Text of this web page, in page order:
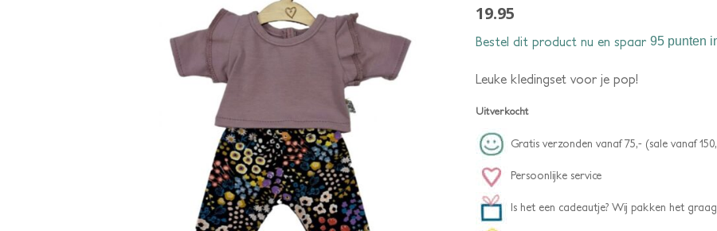
19.95
Bestel dit product nu en spaar 95 punten
Leuke kledingset voor je pop!
Uitverkocht
Gratis verzonden vanaf 75,- (sale vanaf
Persoonlijke service
Is het een cadeautje? Wij pakken het